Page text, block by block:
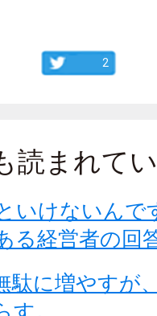
2
読まれて
いけないんで
る経営者の回
駄に増やすが
。